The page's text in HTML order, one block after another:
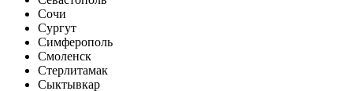
Сочи
Сургут
Симферополь
Смоленск
Стерлитамак
Сыктывкар